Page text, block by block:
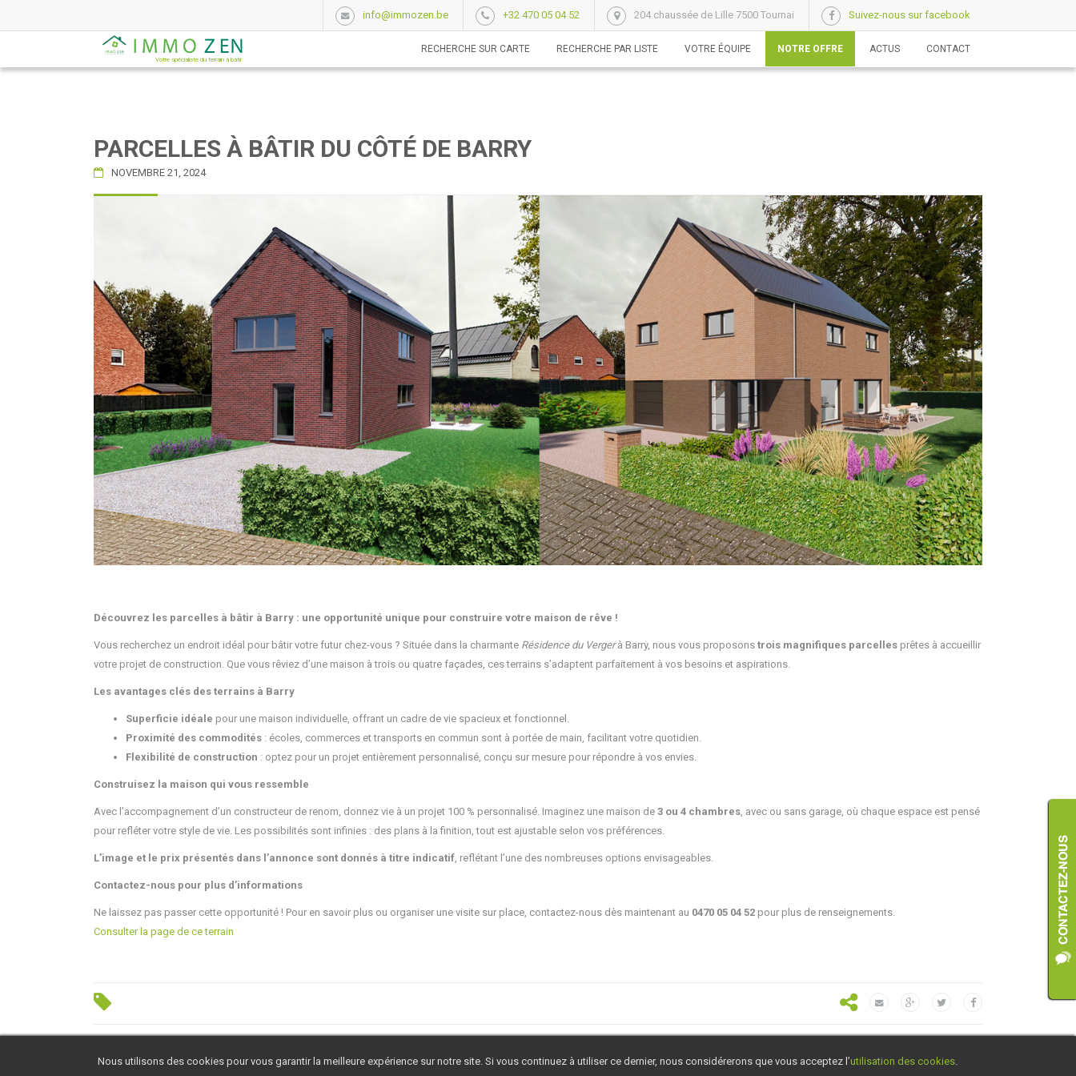
info@immozen.be +32 470 05 04 52 204 chaussée de Lille 7500 Tournai Suivez-nous sur facebook
Votre spécialiste du terrain à bâtir
RECHERCHE SUR CARTE RECHERCHE PAR LISTE VOTRE ÉQUIPE NOTRE OFFRE ACTUS CONTACT
PARCELLES À BÂTIR DU CÔTÉ DE BARRY
NOVEMBRE 21, 2024
Découvrez les parcelles à bâtir à Barry : une opportunité unique pour construire votre maison de rêve !
Vous recherchez un endroit idéal pour bâtir votre futur chez-vous ? Située dans la charmante Résidence du Vergerà Barry, nous vous proposons trois magnifiques parcelles prêtes à accueillir
votre projet de construction. Que vous rêviez d’une maison à trois ou quatre façades, ces terrains s’adaptent parfaitement à vos besoins et aspirations.
Les avantages clés des terrains à Barry
Superficie idéale pour une maison individuelle, offrant un cadre de vie spacieux et fonctionnel.
Proximité des commodités : écoles, commerces et transports en commun sont à portée de main, facilitant votre quotidien.
Flexibilité de construction : optez pour un projet entièrement personnalisé, conçu sur mesure pour répondre à vos envies.
Construisez la maison qui vous ressemble
Avec l’accompagnement d’un constructeur de renom, donnez vie à un projet 100 % personnalisé. Imaginez une maison de 3 ou 4 chambres, avec ou sans garage, où chaque espace est pensé
pour refléter votre style de vie. Les possibilités sont infinies : des plans à la finition, tout est ajustable selon vos préférences.
L’image et le prix présentés dans l’annonce sont donnés à titre indicatif, reflétant l’une des nombreuses options envisageables.
Contactez-nous pour plus d’informations
Ne laissez pas passer cette opportunité ! Pour en savoir plus ou organiser une visite sur place, contactez-nous dès maintenant au 0470 05 04 52 pour plus de renseignements.
Consulter la page de ce terrain
Nous utilisons des cookies pour vous garantir la meilleure expérience sur notre site. Si vous continuez à utiliser ce dernier, nous considérerons que vous acceptez l’utilisation des cookies.